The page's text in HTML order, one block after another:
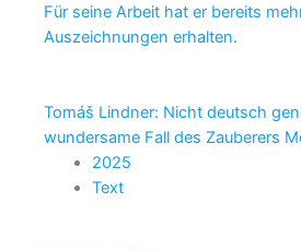
Für seine Arbeit hat er bereits
Auszeichnungen erhalten.
Tomáš Lindner: Nicht deutsch
wundersame Fall des Zauberers
2025
Text